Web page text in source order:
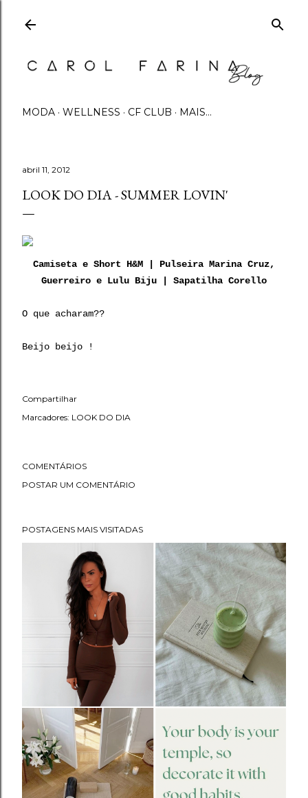
MODA WELLNESS CF CLUB MAIS…
abril 11, 2012
LOOK DO DIA - SUMMER LOVIN'
Camiseta e Short H&M | Pulseira Marina Cruz,
Guerreiro e Lulu Biju | Sapatilha Corello
O que acharam??
Beijo beijo !
Compartilhar
Marcadores: LOOK DO DIA
COMENTÁRIOS
POSTAR UM COMENTÁRIO
POSTAGENS MAIS VISITADAS